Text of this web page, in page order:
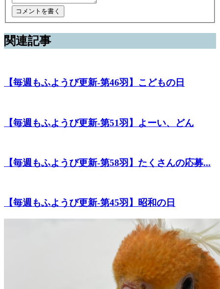
関連記事
【毎週もふようび更新-第46羽】こどもの日
【毎週もふようび更新-第51羽】よーい、どん
【毎週もふようび更新-第58羽】たくさんの応募...
【毎週もふようび更新-第45羽】昭和の日